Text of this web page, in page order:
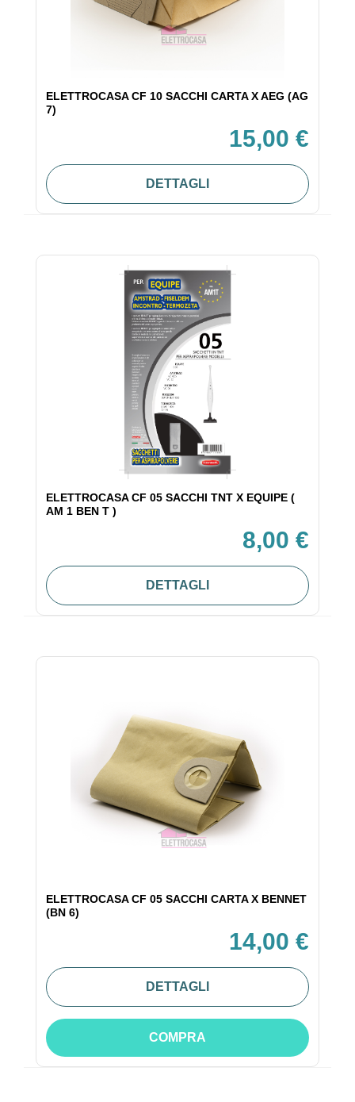
ELETTROCASA CF 10 SACCHI CARTA X AEG (AG
7)
15,00 €
DETTAGLI
ELETTROCASA CF 05 SACCHI TNT X EQUIPE (
AM 1 BEN T )
8,00 €
DETTAGLI
ELETTROCASA CF 05 SACCHI CARTA X BENNET
(BN 6)
14,00 €
DETTAGLI
COMPRA